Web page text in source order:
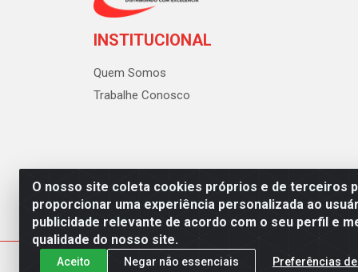
O nosso site coleta cookies próprios e de terceiros
proporcionar uma experiência personalizada ao
publicidade relevante de acordo com o seu perfil e
qualidade do nosso site.
Aceito Negar não essenciais Preferências
INSTITUCIONAL
Quem Somos
Trabalhe Conosco
Polybalas - Rua João Miguel